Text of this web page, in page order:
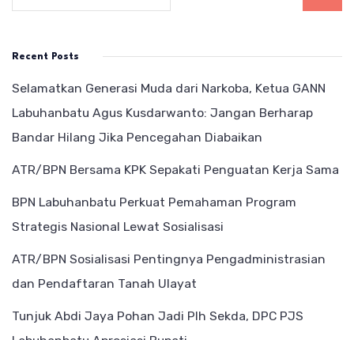
Recent Posts
Selamatkan Generasi Muda dari Narkoba, Ketua GANN
Labuhanbatu Agus Kusdarwanto: Jangan Berharap
Bandar Hilang Jika Pencegahan Diabaikan
ATR/BPN Bersama KPK Sepakati Penguatan Kerja Sama
BPN Labuhanbatu Perkuat Pemahaman Program
Strategis Nasional Lewat Sosialisasi
ATR/BPN Sosialisasi Pentingnya Pengadministrasian
dan Pendaftaran Tanah Ulayat
Tunjuk Abdi Jaya Pohan Jadi Plh Sekda, DPC PJS